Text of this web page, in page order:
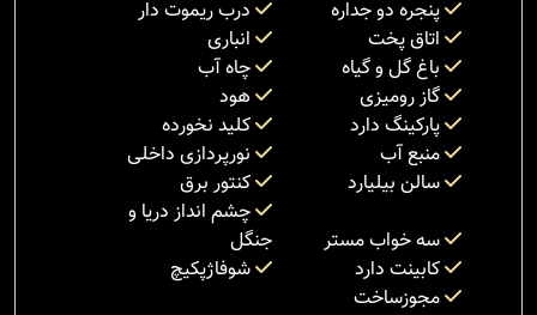
پنجره دو جداره
درب ریموت دار
اتاق پخت
انباری
باغ گل و گیاه
چاه آب
گاز رومیزی
هود
پارکینگ دارد
کلید نخورده
منبع آب
نورپردازی داخلی
سالن بیلیارد
کنتور برق
سه خواب مستر
چشم انداز دریا و
جنگل
کابینت دارد
شوفاژپکیچ
مجوزساخت